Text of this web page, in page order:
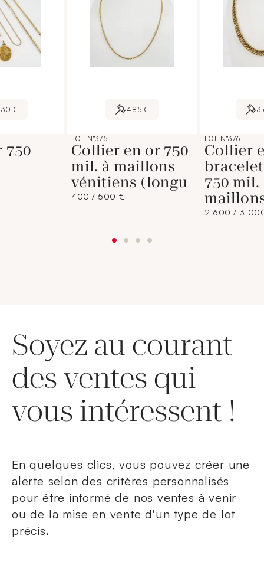
€
750
485 €
LOT N°375
Collier en or 750
mil. à maillons
vénitiens (longu
400 / 500 €
3
LOT N°376
Collier
750 mil.
2 600 / 3
Soyez au courant
des ventes qui
vous intéressent !
En quelques clics, vous pouvez créer une
alerte selon des critères personnalisés
pour être informé de nos ventes à venir
ou de la mise en vente d'un type de lot
précis.